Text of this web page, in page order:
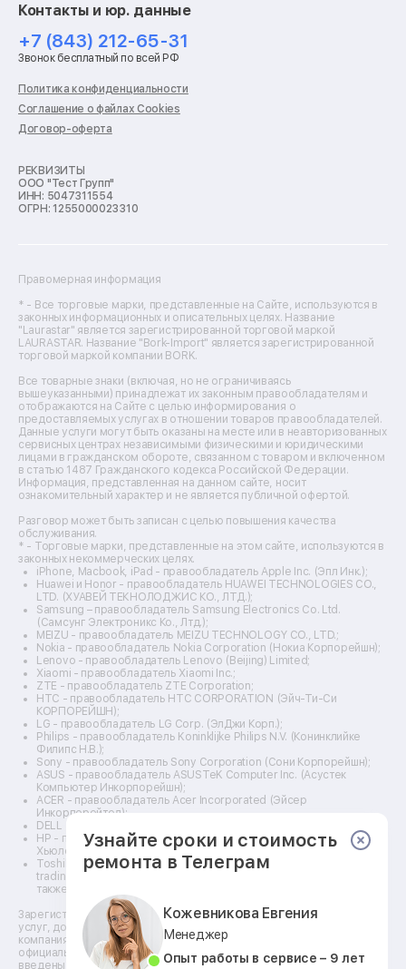
Ремонт роботов-пылесосов
Ремонт холодильников
Ремонт стиральных машин
Ремонт пылесосов
Ремонт варочных панелей
Ремонт духовых шкафов
Ремонт кондиционеров
Ремонт кухонных комбайнов
Ремонт морозильных камер
Ремонт отпаривателей
Ремонт плоттеров
Ремонт фенов
Ремонт цифровых биноклей
Ремонт тепловизоров
Ремонт массажных кресел
Ремонт водонагревателей
Ремонт вытяжек
Ремонт источников бесперебойного питания
Ремонт пароварок
Ремонт микшерных пультов
Ремонт dj-пультов
Ремонт кухонных плит
Ремонт стедикамов
Ремонт оптических прицелов
Ремонт электровелосипедов
Ремонт видеокамер
Ремонт эхолотов
Ремонт 3d-принтеров
Ремонт прицелов ночного видения
Ремонт винных шкафов
Ремонт выпрямителей
Ремонт сушилок для рук
Ремонт дальномеров
Ремонт снегоуборщиков
Контакты и юр. данные
+7 (843) 212-65-31
Звонок бесплатный по всей РФ
Политика конфиденциальности
Соглашение о файлах Cookies
Договор-оферта
РЕКВИЗИТЫ
ООО "Тест Групп"
ИНН: 5047311554
ОГРН: 1255000023310
Правомерная информация
* - Все торговые марки, представленные на Сайте, используются в
законных информационных и описательных целях. Название
"Laurastar" является зарегистрированной торговой маркой
LAURASTAR. Название "Bork-Import" является зарегистрированной
торговой маркой компании BORK.
Все товарные знаки (включая, но не ограничиваясь
вышеуказанными) принадлежат их законным правообладателям и
отображаются на Сайте с целью информирования о
предоставляемых услугах в отношении товаров правообладателей.
Данные услуги могут быть оказаны на месте или в неавторизованных
сервисных центрах независимыми физическими и юридическими
лицами в гражданском обороте, связанном с товаром и включенном
в статью 1487 Гражданского кодекса Российской Федерации.
Информация, представленная на данном сайте, носит
ознакомительный характер и не является публичной офертой.
Разговор может быть записан с целью повышения качества
обслуживания.
* - Торговые марки, представленные на этом сайте, используются в
законных некоммерческих целях.
iPhone, Macbook, iPad - правообладатель Apple Inc. (Эпл Инк.);
Huawei и Honor - правообладатель HUAWEI TECHNOLOGIES CO.,
LTD. (ХУАВЕЙ ТЕКНОЛОДЖИС КО., ЛТД.);
Samsung – правообладатель Samsung Electronics Co. Ltd.
(Самсунг Электроникс Ко., Лтд.);
MEIZU - правообладатель MEIZU TECHNOLOGY CO., LTD.;
Nokia - правообладатель Nokia Corporation (Нокиа Корпорейшн);
Lenovo - правообладатель Lenovo (Beijing) Limited;
Xiaomi - правообладатель Xiaomi Inc.;
ZTE - правообладатель ZTE Corporation;
HTC - правообладатель HTC CORPORATION (Эйч-Ти-Си
КОРПОРЕЙШН);
LG - правообладатель LG Corp. (ЭлДжи Корп.);
Philips - правообладатель Koninklijke Philips N.V. (Конинклийке
Филипс Н.В.);
Sony - правообладатель Sony Corporation (Сони Корпорейшн);
ASUS - правообладатель ASUSTeK Computer Inc. (Асустек
Компьютер Инкорпорейшн);
ACER - правообладатель Acer Incorporated (Эйсер
Инкорпорейтед);
DELL - правообладатель Dell Inc.(Делл Инк.);
HP - правообладатель HP Hewlett-Packard Group LLC (ЭйчПи
Хьюлетт Паккард Груп ЛЛК);
Toshiba - правообладатель KABUSHIKI KAISHA TOSHIBA, also
trading as Toshiba Corporation (КАБУШИКИ КАЙША ТОШИБА
также торгующая как Тосиба Корпорейшн).
Зарегистрированные товарные знаки используются для описания
услуг, доступных в сети сервисных центров АСЦ, не связанных с
компаниями Правообладателей товарных знаков и/или с их
официальными представителями в отношении товаров, которые уже
введены в гражданский оборот по смыслу статьи 1487
Узнайте сроки и стоимость
ремонта в Телеграм
Кожевникова Евгения
Менеджер
Опыт работы в сервисе – 9 лет